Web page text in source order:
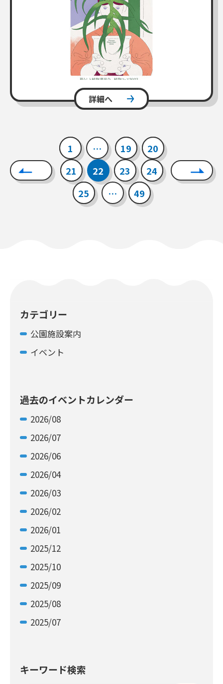
詳細へ
1 … 19
20
21
22 23
24
25
… 49
カテゴリー
公園施設案内
イベント
過去のイベントカレンダー
2026/08
2026/07
2026/06
2026/04
2026/03
2026/02
2026/01
2025/12
2025/10
2025/09
2025/08
2025/07
キーワード検索